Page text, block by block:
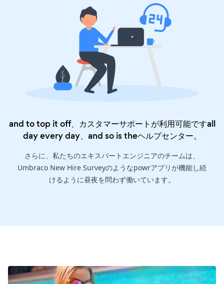
and to top it off、カスタマーサポートが利用可能ですall
day every day、and so is theヘルプセンター。
さらに、私たちのエキスパートエンジニアのチームは、
Umbraco New Hire Surveyのようなpowrアプリが機能し続
けるように昼夜を問わず働いています。